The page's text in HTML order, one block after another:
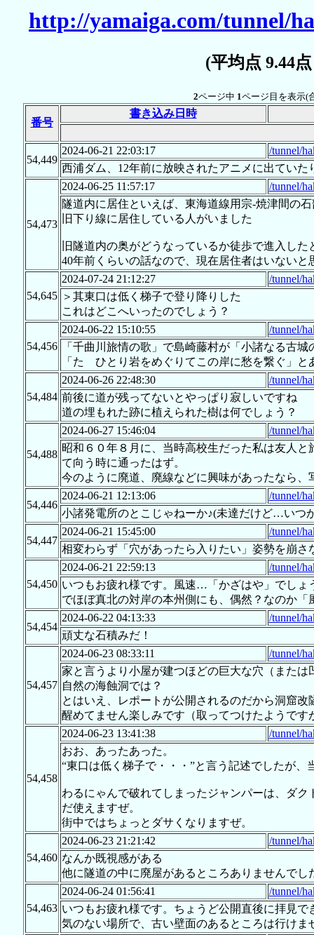
http://yamaiga.com/tunnel/
(平均点 9.44
2ページ中 1ページ目を表示(
番号
書き込み日時
54,449
2024-06-21 22:03:17
/tunnel/
西浦ダム、12年前に放映されたアニメに出ていた
54,473
2024-06-25 11:57:17
/tunnel/
隧道内に居住といえば、東海道線用宗-焼津間の
旧下り線に居住している人がいました
旧隧道内の奥がどうなっているか徒歩で進入し
40年前くらいの話なので、現在居住者はいないと
54,645
2024-07-24 21:12:27
/tunnel/
＞其東口は低く梯子で登り降りした
これはどこへいったのでしょう？
54,456
2024-06-22 15:10:55
/tunnel/
「千曲川旅情の歌」で島崎藤村が「小諸なる古
「たゞひとり岩をめぐりてこの岸に愁を繋ぐ」
54,484
2024-06-26 22:48:30
/tunnel/
前後に道が残ってないとやっぱり寂しいですね
道の埋もれた跡に植えられた樹は何でしょう？
54,488
2024-06-27 15:46:04
/tunnel/
昭和６０年８月に、当時高校生だった私は友人
て向う時に通ったはず。
今のように廃道、廃線などに興味があったなら
54,446
2024-06-21 12:13:06
/tunnel/
小諸発電所のとこじゃねーか♪(未達だけど…いつ
54,447
2024-06-21 15:45:00
/tunnel/
相変わらず「穴があったら入りたい」姿勢を崩
54,450
2024-06-21 22:59:13
/tunnel/
いつもお疲れ様です。風速…「かざはや」でしょ
でほぼ真北の対岸の本州側にも、偶然？なのか
54,454
2024-06-22 04:13:33
/tunnel/
頑丈な石積みだ！
54,457
2024-06-23 08:33:11
/tunnel/
家と言うより小屋が建つほどの巨大な穴（また
自然の海蝕洞では？
とはいえ、レポートが公開されるのだから洞窟
醒めてません楽しみです（取ってつけたようです
54,458
2024-06-23 13:41:38
/tunnel/
おお、あったあった。
“東口は低く梯子で・・・”と言う記述でしたが
わるにゃんで破れてしまったジャンパーは、ダ
だ使えますぜ。
街中ではちょっとダサくなりますぜ。
54,460
2024-06-23 21:21:42
/tunnel/
なんか既視感がある
他に隧道の中に廃屋があるところありませんでし
54,463
2024-06-24 01:56:41
/tunnel/
いつもお疲れ様です。ちょうど公開直後に拝見
気のない場所で、古い壁面のあるところは行け